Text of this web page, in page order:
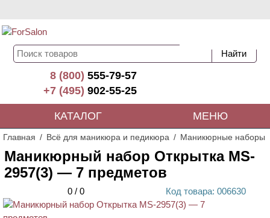
8 (800)555-79-57
+7 (495)902-55-25
КАТАЛОГ МЕНЮ
Главная Всё для маникюра и педикюра Маникюрные наборы
Маникюрный набор Открытка MS-
2957(3) — 7 предметов
0 / 0 Код товара: 006630